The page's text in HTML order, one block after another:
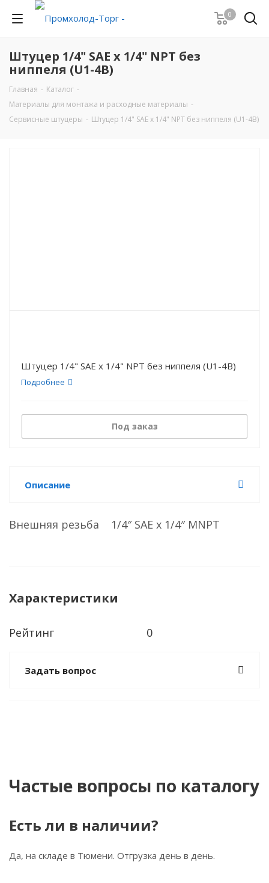
0
Штуцер 1/4" SAE х 1/4" NPT без
ниппеля (U1-4В)
Главная - Каталог -
Материалы для монтажа и расходные материалы -
Сервисные штуцеры - Штуцер 1/4" SAE х 1/4" NPT без ниппеля (U1-4В)
Штуцер 1/4" SAE х 1/4" NPT без ниппеля (U1-4В)
Подробнее
Под заказ
Описание
Внешняя резьба 1/4″ SAE х 1/4″ MNPT
Характеристики
Рейтинг 0
Задать вопрос
Частые вопросы по каталогу
Есть ли в наличии?
Да, на складе в Тюмени. Отгрузка день в день.